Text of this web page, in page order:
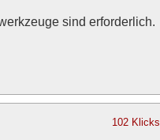
sind erforderlich.
102 Klicks